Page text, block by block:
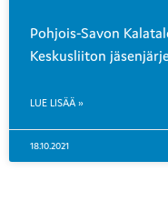
Pohjois-Savon
Keskusliiton
LUE LISÄÄ »
18.10.2021